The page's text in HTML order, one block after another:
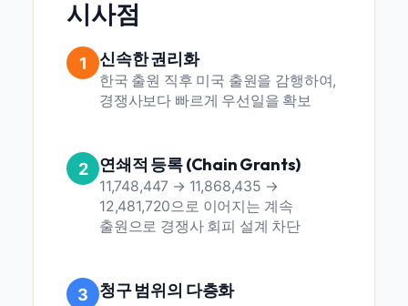
시사점
1 신속한 권리화
한국 출원 직후 미국 출원을 감행하여,
경쟁사보다 빠르게 우선일을 확보
2 연쇄적 등록 (Chain Grants)
11,748,447 → 11,868,435 →
12,481,720으로 이어지는 계속
출원으로 경쟁사 회피 설계 차단
3 청구 범위의 다층화